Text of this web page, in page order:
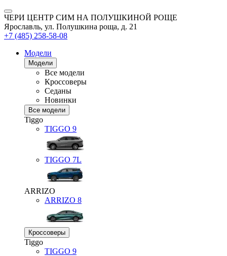
ЧЕРИ ЦЕНТР СИМ НА ПОЛУШКИНОЙ РОЩЕ
Ярославль, ул. Полушкина роща, д. 21
+7 (485) 258-58-08
Модели
Модели
Все модели
Кроссоверы
Седаны
Новинки
Все модели
Tiggo
TIGGO 9
TIGGO 7L
ARRIZO
ARRIZO 8
Кроссоверы
Tiggo
TIGGO 9